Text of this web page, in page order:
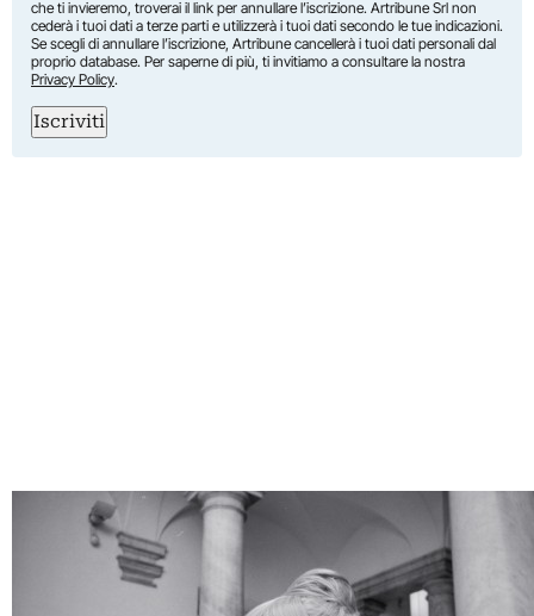
che ti invieremo, troverai il link per annullare l’iscrizione. Artribune Srl non
cederà i tuoi dati a terze parti e utilizzerà i tuoi dati secondo le tue indicazioni.
Se scegli di annullare l’iscrizione, Artribune cancellerà i tuoi dati personali dal
proprio database. Per saperne di più, ti invitiamo a consultare la nostra
Privacy Policy.
Iscriviti